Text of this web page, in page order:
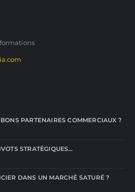
PARTENAIRES COMMERCIAUX ?
STRATÉGIQUES…
DANS UN MARCHÉ SATURÉ ?